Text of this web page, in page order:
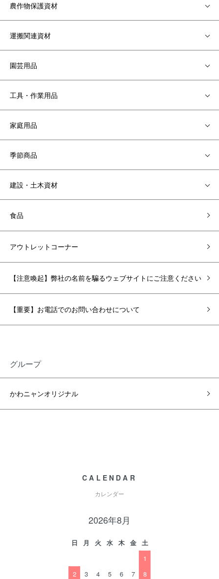
農作物保護資材
運搬関連資材
園芸用品
工具・作業用品
家庭用品
季節商品
建設・土木資材
食品
アウトレットコーナー
【注意喚起】弊社の名前を騙るウェブサイトにご注意ください
【重要】お電話でのお問い合わせについて
グループ
かわニャンオリジナル
CALENDAR
カレンダー
2026年8月
日 月 火 水 木 金
土
1
2
3 4 5 6 7
8